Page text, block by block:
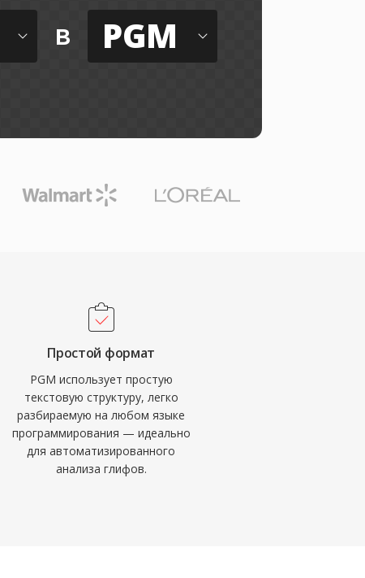
в PGM
Простой формат
PGM использует простую
текстовую структуру, легко
разбираемую на любом языке
программирования — идеально
для автоматизированного
анализа глифов.